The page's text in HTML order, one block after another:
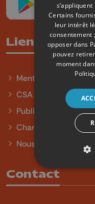
Liens utiles
Mentions légales
CSA
Publicité
Charte sur l'égalité
Nous contacter
Contact
Certains
leur intérêt
consentement
opposer dans
pouvez
moment